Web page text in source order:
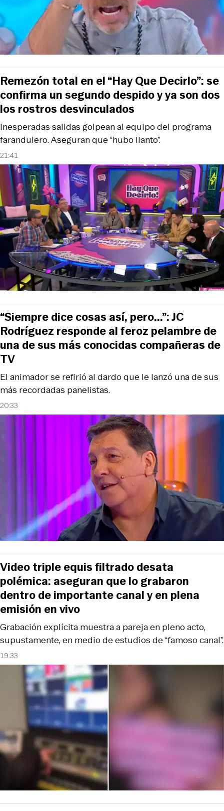
21:41
Inesperadas salidas golpean al equipo del programa
farandulero. Aseguran que “hubo llanto”.
Remezón total en el “Hay Que Decirlo”: se
confirma un segundo despido y ya son dos
los rostros desvinculados
20:33
El animador se refirió al dardo que le lanzó una de sus
más recordadas panelistas.
“Siempre dice cosas así, pero...”: JC
Rodríguez responde al feroz pelambre de
una de sus más conocidas compañeras de
TV
19:33
Grabación explícita muestra a pareja en pleno acto,
supustamente, en medio de estudios de “famoso canal”.
Video triple equis filtrado desata
polémica: aseguran que lo grabaron
dentro de importante canal y en plena
emisión en vivo